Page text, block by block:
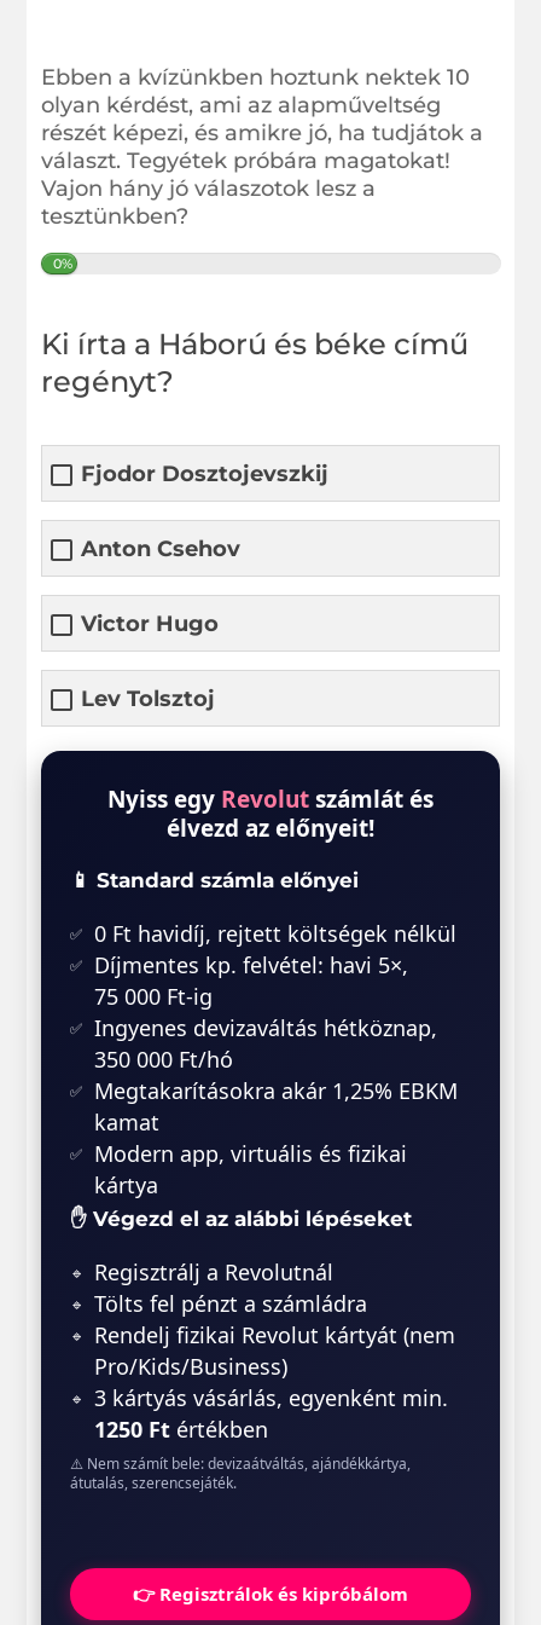
Ebben a kvízünkben hoztunk nektek 10
olyan kérdést, ami az alapműveltség
részét képezi, és amikre jó, ha tudjátok a
választ. Tegyétek próbára magatokat!
Vajon hány jó válaszotok lesz a
tesztünkben?
0%
Ki írta a Háború és béke című
regényt?
Fjodor Dosztojevszkij
Anton Csehov
Victor Hugo
Lev Tolsztoj
Nyiss egy Revolutszámlát és
élvezd az előnyeit!
📱 Standard számla előnyei
0 Ft havidíj, rejtett költségek nélkül
Díjmentes kp. felvétel: havi 5×,
75 000 Ft-ig
Ingyenes devizaváltás hétköznap,
350 000 Ft/hó
Megtakarításokra akár 1,25% EBKM
kamat
Modern app, virtuális és fizikai
kártya
✋ Végezd el az alábbi lépéseket
Regisztrálj a Revolutnál
Tölts fel pénzt a számládra
Rendelj fizikai Revolut kártyát (nem
Pro/Kids/Business)
3 kártyás vásárlás, egyenként min.
1250 Ft értékben
⚠️ Nem számít bele: devizaátváltás, ajándékkártya,
átutalás, szerencsejáték.
👉 Regisztrálok és kipróbálom